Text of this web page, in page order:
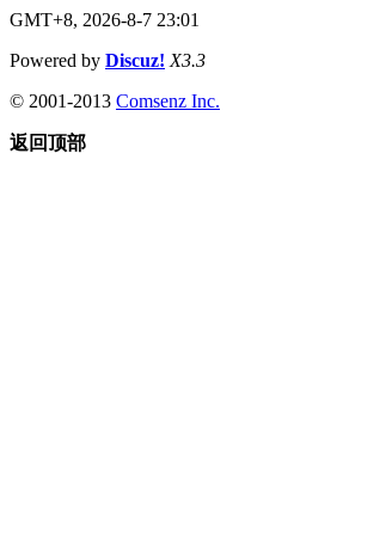
GMT+8, 2026-8-7 23:01
Powered by Discuz! X3.3
© 2001-2013 Comsenz Inc.
返回顶部